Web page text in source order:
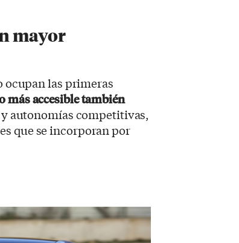
mayor
ocupan las primeras
más accesible también
autonomías competitivas,
que se incorporan por